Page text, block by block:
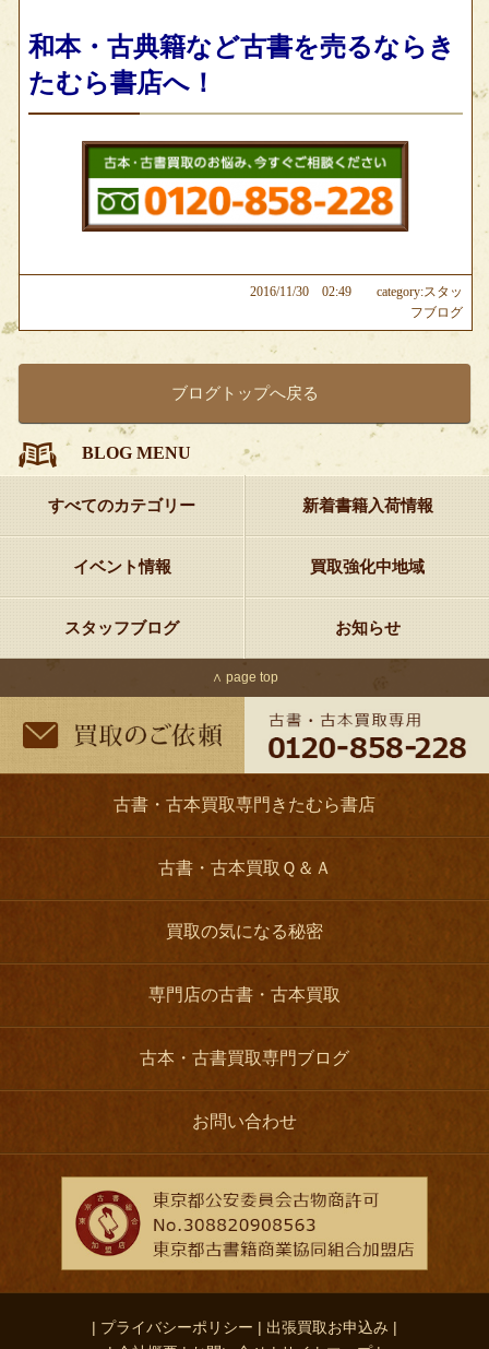
和本・古典籍など古書を売るならき
たむら書店へ！
category:スタッ
フブログ
2016/11/30 02:49
ブログトップへ戻る
BLOG MENU
すべてのカテゴリー 新着書籍入荷情報
イベント情報 買取強化中地域
スタッフブログ お知らせ
∧ page top
古書・古本買取専門きたむら書店
古書・古本買取Ｑ＆Ａ
買取の気になる秘密
専門店の古書・古本買取
古本・古書買取専門ブログ
お問い合わせ
| プライバシーポリシー | 出張買取お申込み |